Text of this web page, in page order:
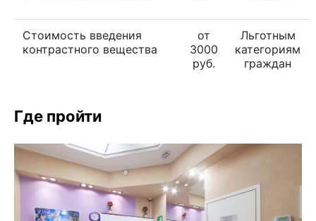
Стоимость введения
контрастного вещества
от
3000
руб.
Льготным
категориям
граждан
Где пройти